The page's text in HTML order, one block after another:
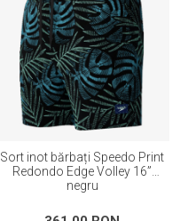
Sort inot bărbați Speedo Print
Redondo Edge Volley 16”
negru